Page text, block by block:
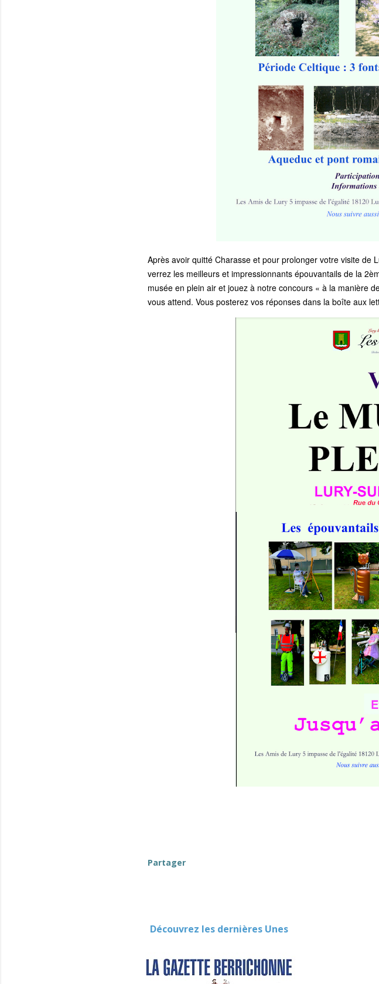
Après avoir quitté Charasse et pour prolonger votre visite de
verrez les meilleurs et impressionnants épouvantails de la
musée en plein air et jouez à notre concours « à la manière
vous attend. Vous posterez vos réponses dans la boîte aux
Partager
Découvrez les dernières Unes